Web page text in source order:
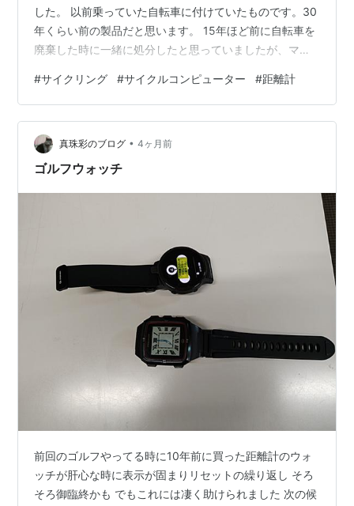
した。 以前乗っていた自転車に付けていたものです。30
年くらい前の製品だと思います。 15年ほど前に自転車を
廃棄した時に一緒に処分したと思っていましたが、マニ
た。 電池を入れマニュアルを見ながらセットアップし正
常に動作することを確認。コードやプラスチック表面の
劣化もまだ大丈夫そうなので、そのうちもっと身体が回
復して長く乗れるようになったら新しい自転車に取り付
けて使ってみようかちょっと迷っています。 どれくらい
#サイクリング #サイクルコンピューター #距離計
真珠彩のブログ • 4ヶ月前
ゴルフウォッチ
前回のゴルフやってる時に10年前に買った距離計のウォ
ッチが肝心な時に表示が固まりリセットの繰り返し そろ
そろ御臨終かも でもこれには凄く助けられました 次の候